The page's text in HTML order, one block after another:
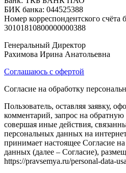
БИК банка: 044525388
Номер корреспондентского счёта
30101810800000000388
Генеральный Директор
Рахимова Ирина Анатольевна
Соглашаюсь с офертой
Согласие на обработку
Пользователь, оставляя заявку,
комментарий, запрос на обратную
совершая иные действия,
персональных данных на
принимает настоящее Согласие
данных (далее – Согласие),
https://pravsemya.ru/personal-data-